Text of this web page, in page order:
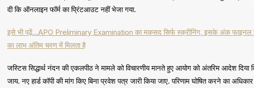
दी कि ऑनलाइन फॉर्म का प्रिंटआउट नहीं भेजा गया.
इसे भी पढ़ें…APO Preliminary Examination का मकसद सिर्फ स्क्रीनिंग, इसके अंक फाइनल
का लाभ अंतिम चरण में मिलता है
जस्टिस सिद्धार्थ नंदन की एकलपीठ ने मामले को विचारणीय मानते हुए आयोग को अंतरिम आदेश दिया
जाय. नए हार्ड कॉपी की मांग किए बिना प्रवेश पत्र जारी किया जाए. परिणाम घोषित करने का